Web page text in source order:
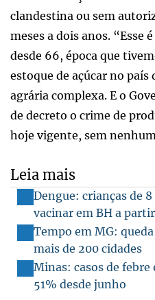
clandestina ou sem
meses a dois anos. “Esse
desde 66, época que
estoque de açúcar no país
agrária complexa. E o
de decreto o crime de
hoje vigente, sem
Leia mais
Dengue: crianças de
vacinar em BH a
Tempo em MG:
mais de 200 cidades
Minas: casos de
51% desde junho